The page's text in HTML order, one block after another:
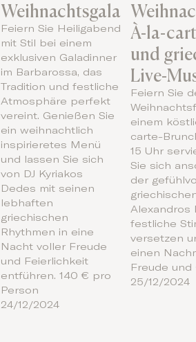
Weihnachtsgala
Feiern Sie Heiligabend
mit Stil bei einem
exklusiven Galadinner
im Barbarossa, das
Tradition und festliche
Atmosphäre perfekt
vereint. Genießen Sie
ein weihnachtlich
inspirieretes Menü
und lassen Sie sich
von DJ Kyriakos
Dedes mit seinen
lebhaften
griechischen
Rhythmen in eine
Nacht voller Freude
und Feierlichkeit
entführen. 140 € pro
Person
24/12/2024
À-la-
und
Live-
Feiern Sie
einem
carte-
15 Uhr
Sie sich
der
Alexandros
festliche
versetzen
einen
Freude und
25/12/2024